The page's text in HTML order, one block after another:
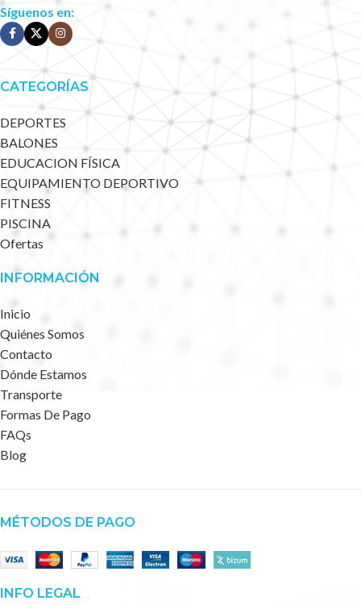
Síguenos en:
CATEGORÍAS
DEPORTES
BALONES
EDUCACION FÍSICA
EQUIPAMIENTO DEPORTIVO
FITNESS
PISCINA
Ofertas
INFORMACIÓN
Inicio
Quiénes Somos
Contacto
Dónde Estamos
Transporte
Formas De Pago
FAQs
Blog
MÉTODOS DE PAGO
INFO LEGAL